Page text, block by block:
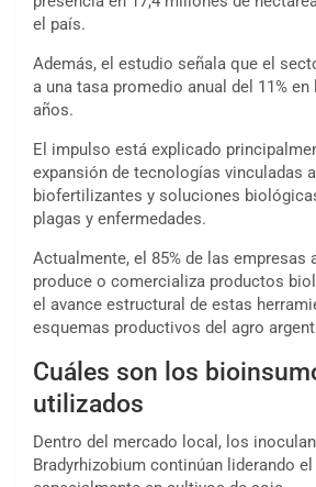
el país.
Además, el estudio señala que el
a una tasa promedio anual del 11%
años.
El impulso está explicado
expansión de tecnologías vinculadas
biofertilizantes y soluciones
plagas y enfermedades.
Actualmente, el 85% de las empresas
produce o comercializa productos
el avance estructural de estas
esquemas productivos del agro
Cuáles son los
utilizados
Dentro del mercado local, los
Bradyrhizobium continúan liderando